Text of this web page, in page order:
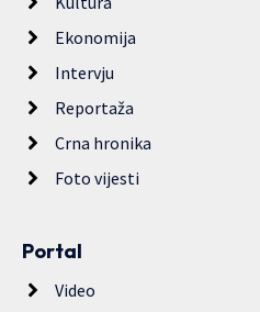
Ekonomija
Intervju
Reportaža
Crna hronika
Foto vijesti
Portal
Video